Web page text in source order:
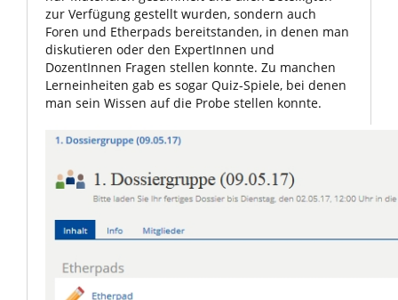
zur Verfügung gestellt wurden, sondern auch
Foren und Etherpads bereitstanden, in denen man
diskutieren oder den ExpertInnen und
DozentInnen Fragen stellen konnte. Zu manchen
Lerneinheiten gab es sogar Quiz-Spiele, bei denen
man sein Wissen auf die Probe stellen konnte.